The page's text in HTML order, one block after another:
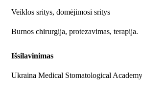
Veiklos sritys, domėjimosi sritys
Burnos chirurgija, protezavimas, terapija.
Išsilavinimas
Ukraina Medical Stomatological Academy